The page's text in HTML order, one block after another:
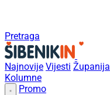
Pretraga
Najnovije Vijesti Županija
Kolumne
Promo